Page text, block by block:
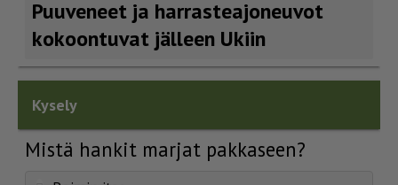
Puuveneet ja harras­te­a­jo­neuvot
kokoontuvat jälleen Ukiin
Kysely
Mistä hankit marjat pakkaseen?